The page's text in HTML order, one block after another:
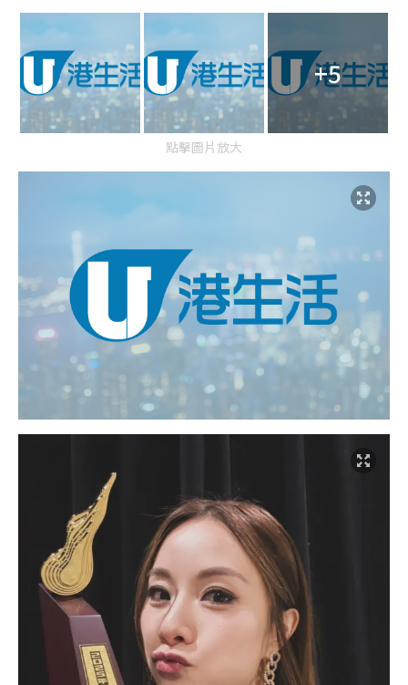
+5
點擊圖片放大